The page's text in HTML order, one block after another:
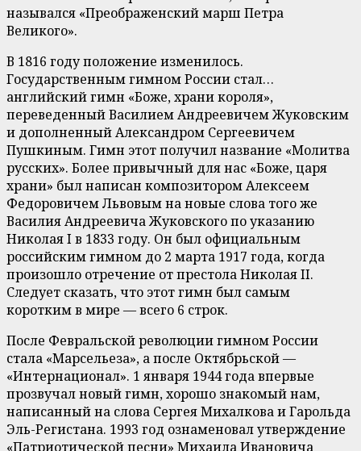
назывался «Преображенский марш Петра
Великого».
В 1816 году положение изменилось.
Государственным гимном России стал…
английский гимн «Боже, храни короля»,
переведенный Василием Андреевичем Жуковским
и дополненный Александром Сергеевичем
Пушкиным. Гимн этот получил название «Молитва
русских». Более привычный для нас «Боже, царя
храни» был написан композитором Алексеем
Федоровичем Львовым на новые слова того же
Василия Андреевича Жуковского по указанию
Николая I в 1833 году. Он был официальным
российским гимном до 2 марта 1917 года, когда
произошло отречение от престола Николая II.
Следует сказать, что этот гимн был самым
коротким в мире — всего 6 строк.
После Февральской революции гимном России
стала «Марсельеза», а после Октябрьской —
«Интернационал». 1 января 1944 года впервые
прозвучал новый гимн, хорошо знакомый нам,
написанный на слова Сергея Михалкова и Гарольда
Эль-Регистана. 1993 год ознаменовал утверждение
«Патриотической песни» Михаила Ивановича